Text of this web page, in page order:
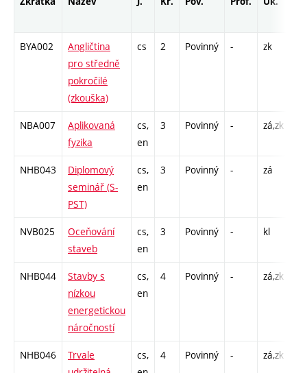
BYA002
Angličtina
pro středně
pokročilé
(zkouška)
cs 2 Povinný - zk
NBA007
Aplikovaná
fyzika
cs,
en
3 Povinný - zá,zk
NHB043
Diplomový
seminář (S-
PST)
cs,
en
3 Povinný - zá
NVB025
Oceňování
staveb
cs,
en
3 Povinný - kl
NHB044
Stavby s
nízkou
energetickou
náročností
cs,
en
4 Povinný - zá,zk
NHB046
Trvale
cs,
4 Povinný - zá,zk